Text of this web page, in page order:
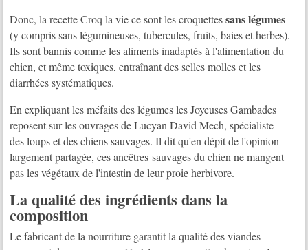
Donc, la recette Croq la vie ce sont les croquettessans légumes
(y compris sans légumineuses, tubercules, fruits, baies et herbes).
Ils sont bannis comme les aliments inadaptés à l'alimentation du
chien, et même toxiques, entraînant des selles molles et les
diarrhées systématiques.
En expliquant les méfaits des légumes les Joyeuses Gambades
reposent sur les ouvrages de Lucyan David Mech, spécialiste
des loups et des chiens sauvages. Il dit qu'en dépit de l'opinion
largement partagée, cesancêtres sauvages du chien ne mangent
pas les végétaux de l'intestin de leur proie herbivore.
La qualité des ingrédients dans la
composition
Le fabricant de la nourriture garantit la qualité des viandes